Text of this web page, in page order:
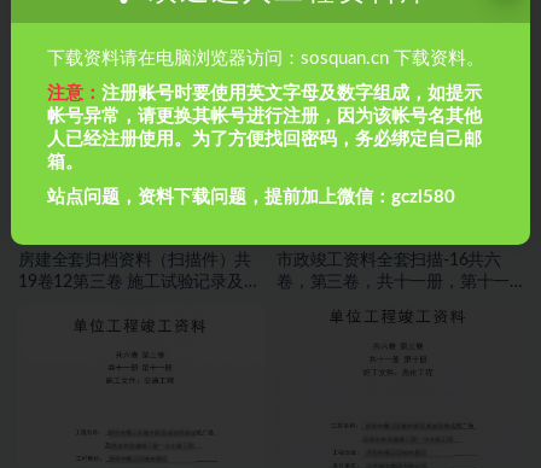
验？市政管道排水工程如何做闭
19卷13第三卷 施工试验记录及检
测文件 2.2册
房建全套归档资料（扫描件）共
19卷12第三卷 施工试验记录及检
市政竣工资料全套扫描-16共六
卷，第三卷，共十一册，第十一
下载资料请在电脑浏览器访问：sosquan.cn 下载资料。
注意：注册账号时要使用英文字母及数字组成，如提示
帐号异常，请更换其帐号进行注册，因为该帐号名其他
人已经注册使用。为了方便找回密码，务必绑定自己邮
箱。
站点问题，资料下载问题，提前加上微信：gczl580